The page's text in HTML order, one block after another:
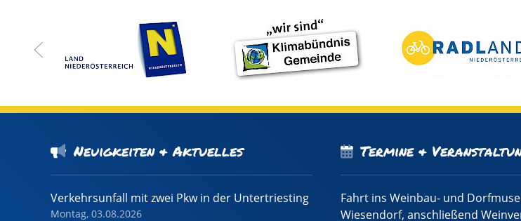
Neuigkeiten & Aktuelles
Verkehrsunfall mit zwei Pkw in der Untertriesting
Montag, 03.08.2026
Termine &
Fahrt ins Weinbau- und
Wiesendorf, anschließend